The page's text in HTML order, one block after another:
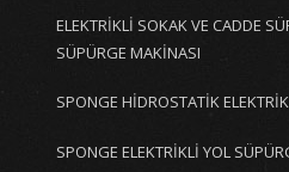
ELEKTRİKLİ SOKAK VE CADDE
SÜPÜRGE MAKİNASI
SPONGE HİDROSTATİK
SPONGE ELEKTRİKLİ YOL